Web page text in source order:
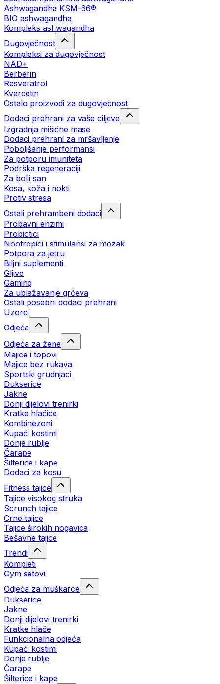
Ashwagandha KSM-66®
BIO ashwagandha
Kompleks ashwagandha
Dugovječnost
Kompleksi za dugovječnost
NAD+
Berberin
Resveratrol
Kvercetin
Ostalo proizvodi za dugovječnost
Dodaci prehrani za vaše ciljeve
Izgradnja mišićne mase
Dodaci prehrani za mršavljenje
Poboljšanje performansi
Za potporu imuniteta
Podrška regeneraciji
Za bolji san
Kosa, koža i nokti
Protiv stresa
Ostali prehrambeni dodaci
Probavni enzimi
Probiotici
Nootropici i stimulansi za mozak
Potpora za jetru
Biljni suplementi
Gljive
Gaming
Za ublažavanje grčeva
Ostali posebni dodaci prehrani
Uzorci
Odjeća
Odjeća za žene
Majice i topovi
Majice bez rukava
Sportski grudnjaci
Dukserice
Jakne
Donji dijelovi trenirki
Kratke hlačice
Kombinezoni
Kupaći kostimi
Donje rublje
Čarape
Šilterice i kape
Dodaci za kosu
Fitness tajice
Tajice visokog struka
Scrunch tajice
Crne tajice
Tajice širokih nogavica
Bešavne tajice
Trendi
Kompleti
Gym setovi
Odjeća za muškarce
Dukserice
Jakne
Donji dijelovi trenirki
Kratke hlače
Funkcionalna odjeća
Kupaći kostimi
Donje rublje
Čarape
Šilterice i kape